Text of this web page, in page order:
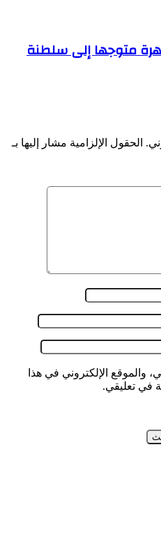
متوجها إلى سلطنة
الحقول الإلزامية مشار إليها بـ
والموقع الإلكتروني في هذا
في تعليقي.